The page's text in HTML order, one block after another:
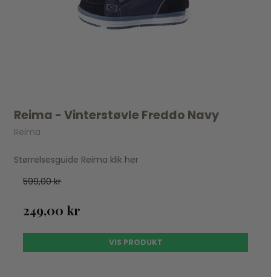
Reima - Vinterstøvle Freddo Navy
Reima
Størrelsesguide Reima klik her
599,00 kr
249,00 kr
VIS PRODUKT